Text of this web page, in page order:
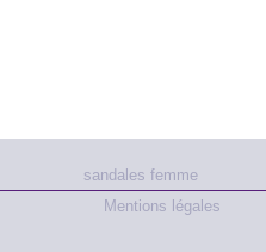
sandales femme
Mentions légales